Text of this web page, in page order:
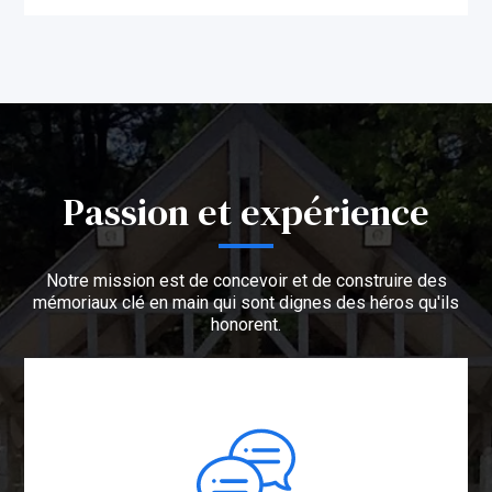
Passion et expérience
Notre mission est de concevoir et de construire des
mémoriaux clé en main qui sont dignes des héros qu'ils
honorent.